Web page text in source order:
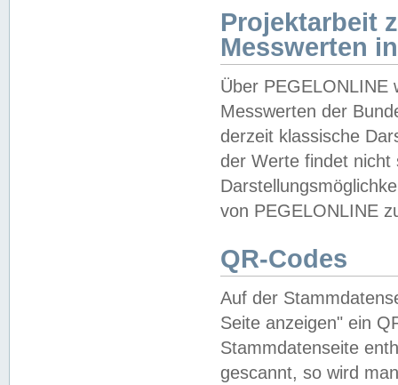
Projektarbeit
Messwerten
Über PEGELONLINE
Messwerten der
derzeit klassische
der Werte findet
von PEGELONLINE
QR-Codes
Auf der
Seite anzeigen" ein
Stammdatenseite
gescannt, so wird